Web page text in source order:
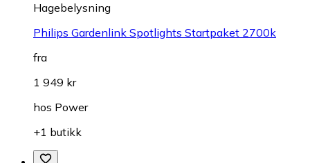
Hagebelysning
Philips Gardenlink Spotlights Startpaket 2700k
fra
1 949 kr
hos Power
+1 butikk